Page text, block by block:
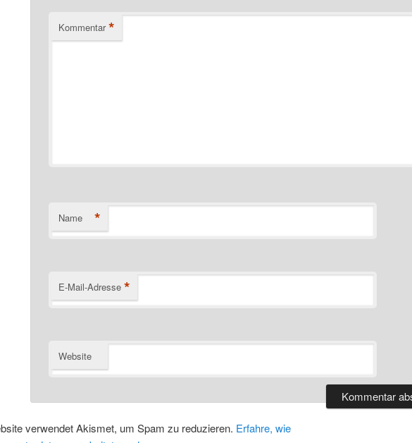
Kommentar *
Name *
E-Mail-Adresse *
Website
verwendet Akismet, um Spam zu reduzieren. Erfahre, wie